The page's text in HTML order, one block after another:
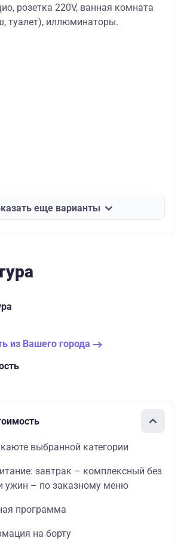
розетка 220V, ванная комната
туалет), иллюминаторы.
еще варианты
из Вашего города
выбранной категории
завтрак – комплексный без
ужин – по заказному меню
программа
на борту